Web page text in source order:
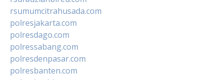
rsumumcitrahusada.com
polresjakarta.com
polresdago.com
polressabang.com
polresdenpasar.com
polresbanten.com